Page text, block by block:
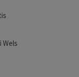
Wels